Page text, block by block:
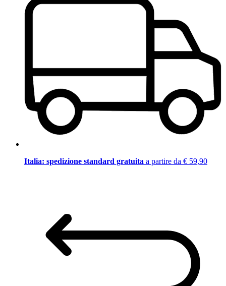
Italia: spedizione standard gratuita a partire da € 59,90